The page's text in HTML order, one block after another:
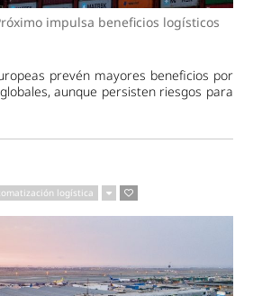
impulsa beneficios logísticos
prevén mayores beneficios por
aunque persisten riesgos para
logística